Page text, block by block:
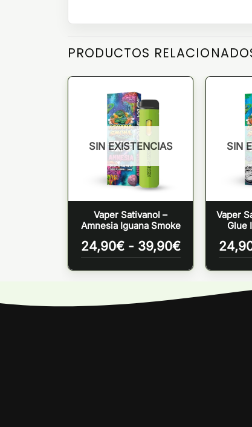
PRODUCTOS
SIN EXISTENCIAS
Vaper Sativanol –
Amnesia Iguana Smoke
24,90€ - 39,90€Rango
de
precios:
24,90€
SIN
Vaper
Glue